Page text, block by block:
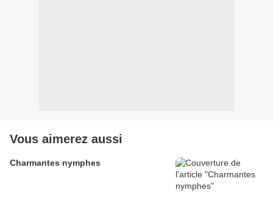
Vous aimerez aussi
Charmantes nymphes